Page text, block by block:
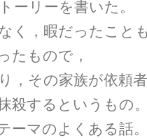
ーリーを書いた。
く，暇だったこと
たもので，
，その家族が依頼
殺するというもの。
ーマのよくある話。